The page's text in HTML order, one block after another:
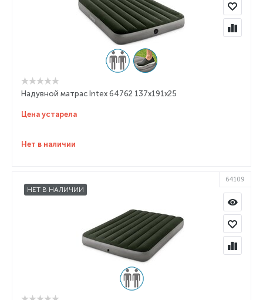
Надувной матрас Intex 64762 137x191x25
Цена устарела
Нет в наличии
НЕТ В НАЛИЧИИ
64109